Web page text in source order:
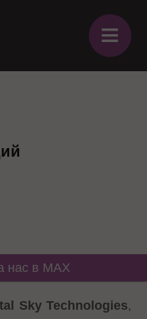
≡
нас в MAX
Sky Technologies,